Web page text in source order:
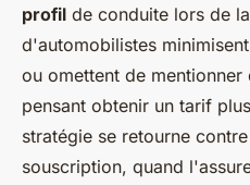
profil de conduite lors de
d'automobilistes
ou omettent de
pensant obtenir un tarif
stratégie se retourne
souscription, quand